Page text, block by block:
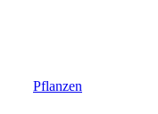
Pflanzen